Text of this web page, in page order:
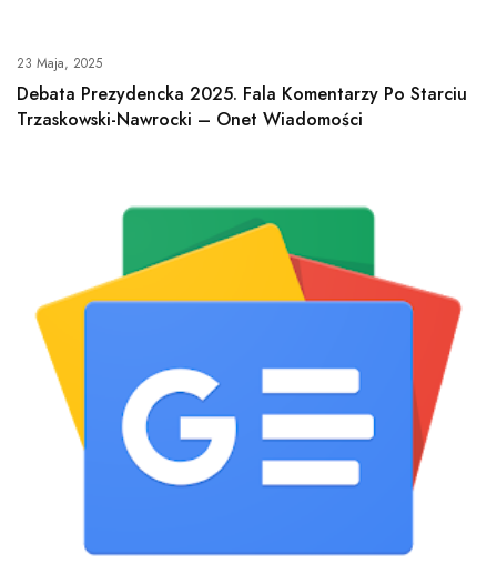
23 Maja, 2025
Debata Prezydencka 2025. Fala Komentarzy Po Starciu
Trzaskowski-Nawrocki – Onet Wiadomości